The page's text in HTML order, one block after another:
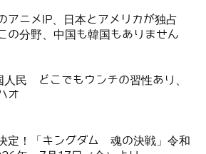
アニメIP、日本とアメリカが独占
の分野、中国も韓国もありません
人民 どこでもウンチの習性あり、
オ
定！「キングダム 魂の決戦」令和